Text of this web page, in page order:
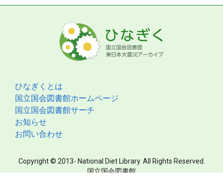
ひなぎくとは
国立国会図書館ホームページ
国立国会図書館サーチ
お知らせ
お問い合わせ
Copyright © 2013- National Diet Library. All Rights Reserved.